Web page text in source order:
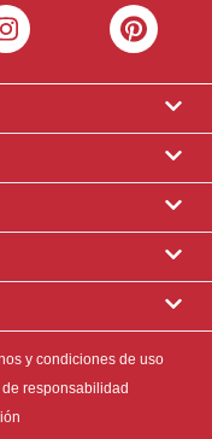
vivir en un
y condiciones de uso
de responsabilidad